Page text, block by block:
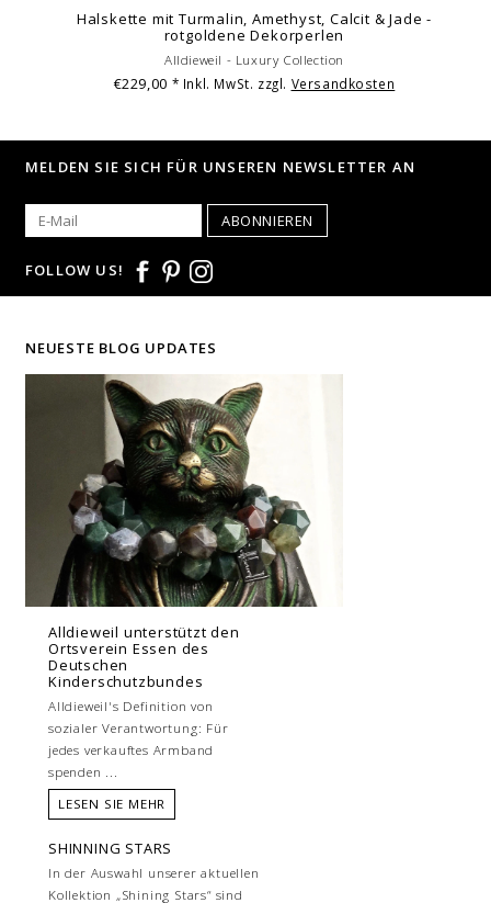
Halskette mit Turmalin, Amethyst, Calcit & Jade -
rotgoldene Dekorperlen
Alldieweil - Luxury Collection
€229,00 * Inkl. MwSt. zzgl. Versandkosten
MELDEN SIE SICH FÜR UNSEREN NEWSLETTER AN
ABONNIEREN
FOLLOW US!
NEUESTE BLOG UPDATES
Alldieweil unterstützt den
Ortsverein Essen des
Deutschen
Kinderschutzbundes
Alldieweil's Definition von
sozialer Verantwortung: Für
jedes verkauftes Armband
spenden ...
LESEN SIE MEHR
SHINNING STARS
In der Auswahl unserer aktuellen
Kollektion „Shining Stars“ sind